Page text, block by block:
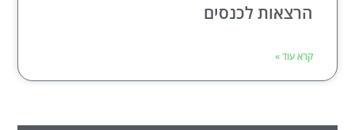
הרצאות לכנסים
קרא עוד »